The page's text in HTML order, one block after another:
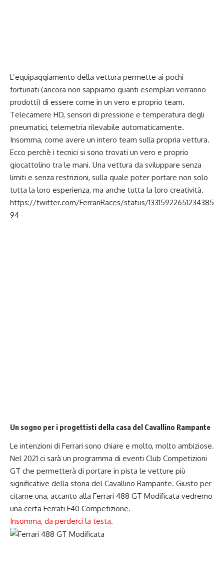
L’equipaggiamento della vettura permette ai pochi
fortunati (ancora non sappiamo quanti esemplari verranno
prodotti) di essere come in un vero e proprio team.
Telecamere HD, sensori di pressione e temperatura degli
pneumatici, telemetria rilevabile automaticamente.
Insomma, come avere un intero team sulla propria vettura.
Ecco perchè i tecnici si sono trovati un vero e proprio
giocattolino tra le mani. Una vettura da sviluppare senza
limiti e senza restrizioni, sulla quale poter portare non solo
tutta la loro esperienza, ma anche tutta la loro creatività.
https://twitter.com/FerrariRaces/status/13315922651234385
94
Un sogno per i progettisti della casa del Cavallino Rampante
Le intenzioni di Ferrari sono chiare e molto, molto ambiziose.
Nel 2021 ci sarà un programma di eventi Club Competizioni
GT che permetterà di portare in pista le vetture più
significative della storia del Cavallino Rampante. Giusto per
citarne una, accanto alla Ferrari 488 GT Modificata vedremo
una certa Ferrati F40 Competizione.
Insomma, da perderci la testa.